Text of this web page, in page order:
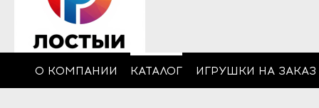
О КОМПАНИИ КАТАЛОГ ИГРУШКИ НА ЗАКАЗ